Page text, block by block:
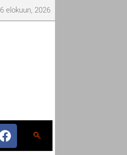
6 elokuun, 2026